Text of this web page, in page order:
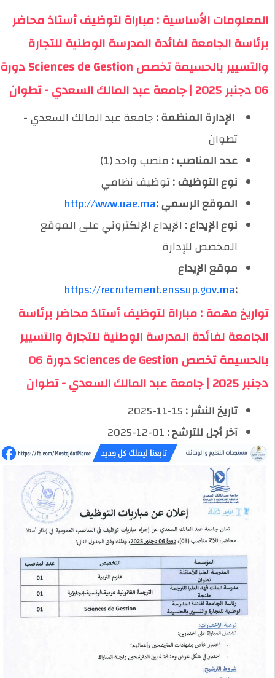
المعلومات الأساسية : مباراة لتوظيف أستاذ محاضر
برئاسة الجامعة لفائدة المدرسة الوطنية للتجارة
والتسيير بالحسيمة تخصص Sciences de Gestion دورة
06 دجنبر 2025 | جامعة عبد المالك السعدي - تطوان
️ الإدارة المنظمة :جامعة عبد المالك السعدي -
تطوان
عدد المناصب :منصب واحد (1)
نوع التوظيف :توظيف نظامي
الموقع الرسمي :http://www.uae.ma
نوع الإيداع :الإيداع الإلكتروني على الموقع
المخصص للإدارة
موقع الإيداع
https://recrutement.enssup.gov.ma
تواريخ مهمة : مباراة لتوظيف أستاذ محاضر برئاسة
الجامعة لفائدة المدرسة الوطنية للتجارة والتسيير
بالحسيمة تخصص Sciences de Gestion دورة 06
دجنبر 2025 | جامعة عبد المالك السعدي - تطوان
تاريخ النشر :15-11-2025
آخر أجل للترشح :01-12-2025